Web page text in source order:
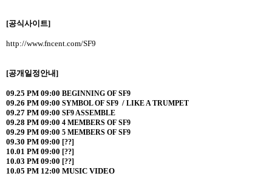
[공식사이트]
http://www.fncent.com/SF9
[공개일정안내]
09.25 PM 09:00 BEGINNING OF SF9
09.26 PM 09:00 SYMBOL OF SF9 / LIKE A TRUMPET
09.27 PM 09:00 SF9 ASSEMBLE
09.28 PM 09:00 4 MEMBERS OF SF9
09.29 PM 09:00 5 MEMBERS OF SF9
09.30 PM 09:00 [??]
10.01 PM 09:00 [??]
10.03 PM 09:00 [??]
10.05 PM 12:00 MUSIC VIDEO